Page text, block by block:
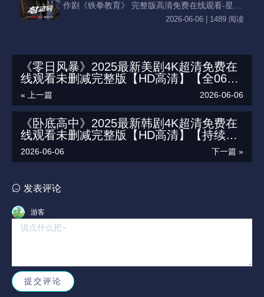
作剧《铁拳教育》 完整版高清免费在线观看-星空
影院李星民主演《铁拳教育》无广告_VS影视
2026-06-06 | 1489 阅读
《零日风暴》2025最新美剧4K超清免费在
线观看未删减完整版【HD高清】【全06
集】|美剧网在线观看|《零日风暴》资源链
接百度云/夸克迅雷网盘资源链接免费下载
« 上一篇 2026-06-06
《卧底高中》2025最新韩剧4K超清免费在
线观看未删减完整版【HD高清】【持续更
新】|韩剧网在线观看|《卧底高中》资源链
接百度云/夸克迅雷网盘资源链接免费下载
下一篇 »
2026-06-06
发表评论
游客